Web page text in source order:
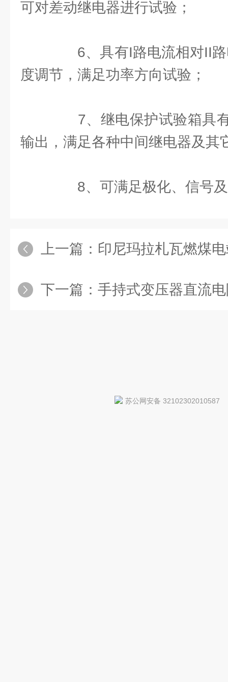
可对差动继电器进行试验；
6、具有I路电流相对II路
度调节，满足功率方向试验；
7、继电保护试验箱具有
输出，满足各种中间继电器及其
8、可满足极化、信号及
上一篇： 印尼玛拉札瓦燃煤电站
下一篇： 手持式变压器直流电阻测
苏公网安备 32102302010587